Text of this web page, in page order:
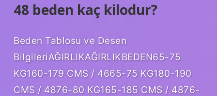
48 beden kaç kilodur?
Beden Tablosu ve Desen
BilgileriAĞIRLIKAĞIRLIKBEDEN65-75
KG160-179 CMS / 4665-75 KG180-190
CMS / 4876-80 KG165-185 CMS / 4876-